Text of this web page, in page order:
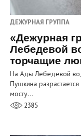
ДЕЖУРНАЯ ГРУППА
«Дежурная
Лебедевой
торчащие
На Ады Лебедевой
Пушкина
мосту…
2385